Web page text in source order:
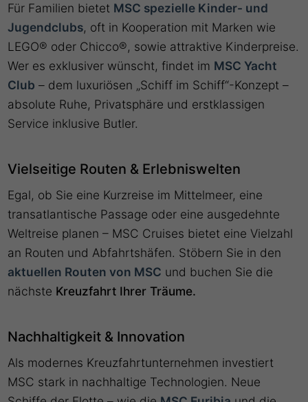
Für Familien bietet MSC spezielle Kinder- und
Jugendclubs, oft in Kooperation mit Marken wie
LEGO® oder Chicco®, sowie attraktive Kinderpreise.
Wer es exklusiver wünscht, findet im MSC Yacht
Club – dem luxuriösen „Schiff im Schiff“-Konzept –
absolute Ruhe, Privatsphäre und erstklassigen
Service inklusive Butler.
Vielseitige Routen & Erlebniswelten
Egal, ob Sie eine Kurzreise im Mittelmeer, eine
transatlantische Passage oder eine ausgedehnte
Weltreise planen – MSC Cruises bietet eine Vielzahl
an Routen und Abfahrtshäfen. Stöbern Sie in den
aktuellen Routen von MSC und buchen Sie die
nächste Kreuzfahrt Ihrer Träume.
Nachhaltigkeit & Innovation
Als modernes Kreuzfahrtunternehmen investiert
MSC stark in nachhaltige Technologien. Neue